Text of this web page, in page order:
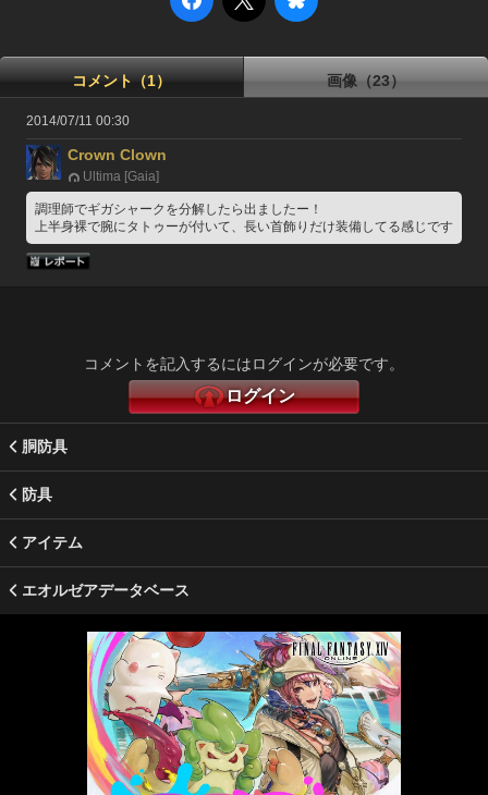
コメント（1） 画像（23）
2014/07/11 00:30
Crown Clown
Ultima [Gaia]
調理師でギガシャークを分解したら出ましたー！
上半身裸で腕にタトゥーが付いて、長い首飾りだけ装備してる感じです
コメントを記入するにはログインが必要です。
ログイン
胴防具
防具
アイテム
エオルゼアデータベース